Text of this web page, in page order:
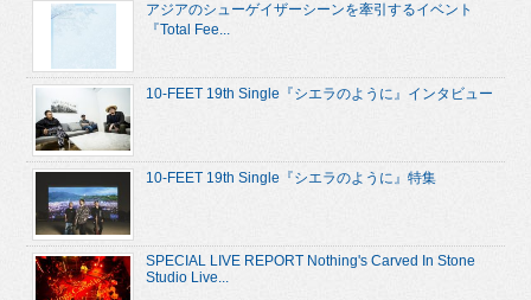
アジアのシューゲイザーシーンを牽引するイベント
『Total Fee...
10-FEET 19th Single『シエラのように』インタビュー
10-FEET 19th Single『シエラのように』特集
SPECIAL LIVE REPORT Nothing's Carved In Stone
Studio Live...